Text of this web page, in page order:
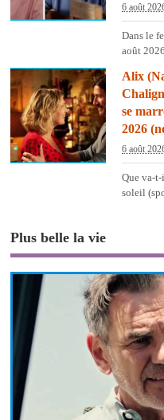
6 août
Dans le
août 2026
Alix
se
2026
6 août
Que va-t-
soleil
Plus belle la vie